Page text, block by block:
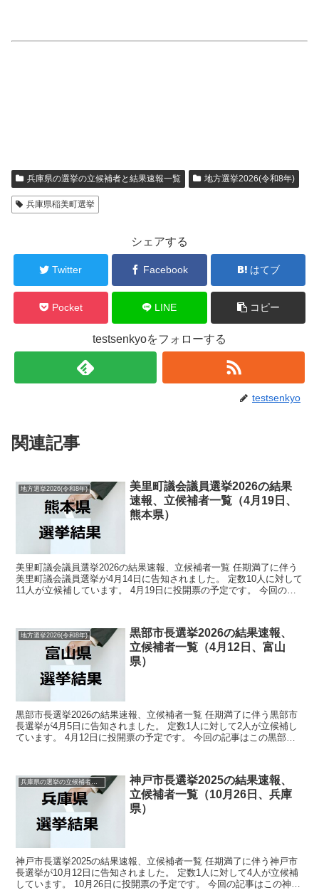
兵庫県の選挙の立候補者と結果速報一覧 地方選挙2026(令和8年)
兵庫県稲美町選挙
シェアする
Twitter Facebook はてブ
Pocket LINE コピー
testsenkyoをフォローする
testsenkyo
関連記事
地方選挙2026(令和8年)
美里町議会議員選挙2026の結果
速報、立候補者一覧（4月19日、
熊本県）
美里町議会議員選挙2026の結果速報、立候補者一覧 任期満了に伴う
美里町議会議員選挙が4月14日に告知されました。 定数10人に対して
11人が立候補しています。 4月19日に投開票の予定です。 今回の記
地方選挙2026(令和8年)
黒部市長選挙2026の結果速報、
立候補者一覧（4月12日、富山
県）
黒部市長選挙2026の結果速報、立候補者一覧 任期満了に伴う黒部市
長選挙が4月5日に告知されました。 定数1人に対して2人が立候補し
ています。 4月12日に投開票の予定です。 今回の記事はこの黒部市
兵庫県の選挙の立候補者と結果速報一覧
神戸市長選挙2025の結果速報、
立候補者一覧（10月26日、兵庫
県）
神戸市長選挙2025の結果速報、立候補者一覧 任期満了に伴う神戸市
長選挙が10月12日に告知されました。 定数1人に対して4人が立候補
しています。 10月26日に投開票の予定です。 今回の記事はこの神戸